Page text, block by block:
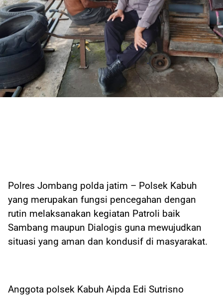
Polres Jombang polda jatim – Polsek Kabuh
yang merupakan fungsi pencegahan dengan
rutin melaksanakan kegiatan Patroli baik
Sambang maupun Dialogis guna mewujudkan
situasi yang aman dan kondusif di masyarakat.
Anggota polsek Kabuh Aipda Edi Sutrisno